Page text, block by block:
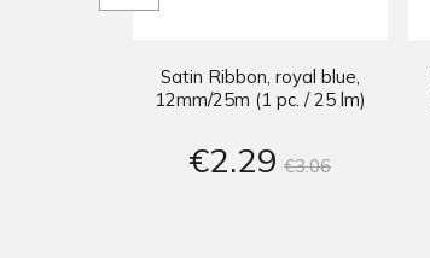
Satin Ribbon, royal blue,
12mm/25m (1 pc. / 25 lm)
€2 29 €306